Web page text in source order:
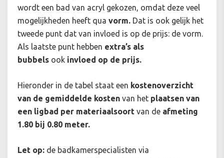
wordt een bad van acryl gekozen, omdat deze veel
mogelijkheden heeft qua vorm. Dat is ook gelijk het
tweede punt dat van invloed is op de prijs: de vorm.
Als laatste punt hebben extra’s als
bubbels ook invloed op de prijs.
Hieronder in de tabel staat een kostenoverzicht
van de gemiddelde kosten van het plaatsen van
een ligbad per materiaalsoort van de afmeting
1.80 bij 0.80 meter.
Let op: de badkamerspecialisten via